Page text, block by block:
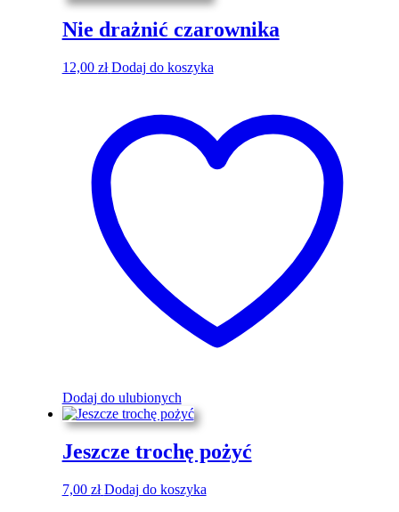
Nie drażnić czarownika
12,00 zł Dodaj do koszyka
Dodaj do ulubionych
Jeszcze trochę pożyć
7,00 zł Dodaj do koszyka